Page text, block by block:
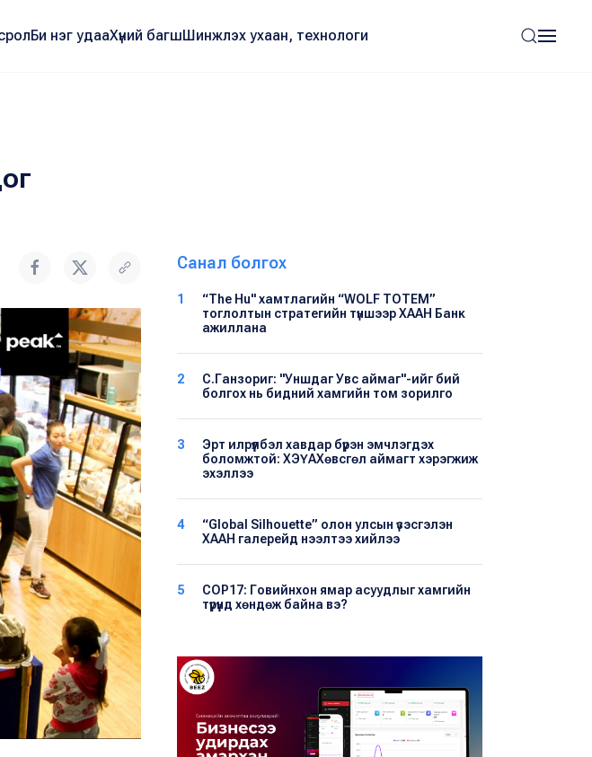
Би нэг удааХүний багшШинжлэх ухаан, технологи
Санал болгох
1
“The Hu" хамтлагийн “WOLF TOTEM”
тоглолтын стратегийн түншээр ХААН Банк
ажиллана
2
С.Ганзориг: "Уншдаг Увс аймаг"-ийг бий
болгох нь бидний хамгийн том зорилго
3
Эрт илрүүлбэл хавдар бүрэн эмчлэгдэх
боломжтой: ХЭҮА​Хөвсгөл аймагт хэрэгжиж
эхэллээ
4
“Global Silhouette” олон улсын үзэсгэлэн
ХААН галерейд нээлтээ хийлээ
5
COP17: Говийнхон ямар асуудлыг хамгийн
түрүүнд хөндөж байна вэ?